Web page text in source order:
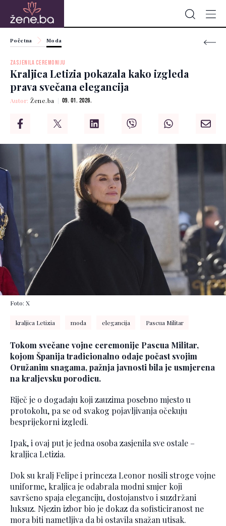
Početna Moda
ZASJENILA CEREMONIJU
Kraljica Letizia pokazala kako izgleda
prava svečana elegancija
Autor:Žene.ba 09. 01. 2026.
Foto: X
kraljica Letizia moda elegancija Pascua Militar
Tokom svečane vojne ceremonije Pascua Militar,
kojom Španija tradicionalno odaje počast svojim
Oružanim snagama, pažnja javnosti bila je usmjerena
na kraljevsku porodicu.
Riječ je o događaju koji zauzima posebno mjesto u
protokolu, pa se od svakog pojavljivanja očekuju
besprijekorni izgledi.
Ipak, i ovaj put je jedna osoba zasjenila sve ostale –
kraljica Letizia.
Dok su kralj Felipe i princeza Leonor nosili stroge vojne
uniforme, kraljica je odabrala modni smjer koji
savršeno spaja eleganciju, dostojanstvo i suzdržani
luksuz. Njezin izbor bio je dokaz da sofisticiranost ne
mora biti nametljiva da bi ostavila snažan utisak.